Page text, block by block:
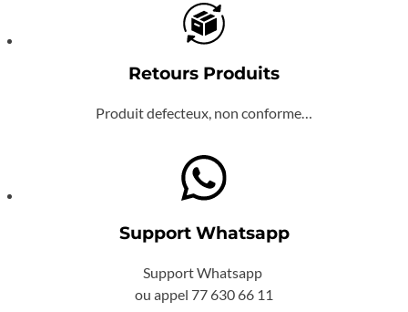
Retours Produits
Produit defecteux, non conforme…
Support Whatsapp
Support Whatsapp
ou appel 77 630 66 11